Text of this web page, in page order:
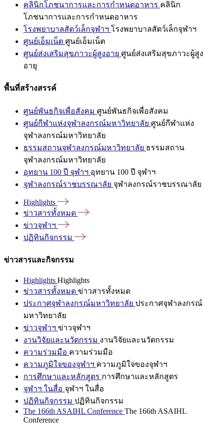
คลินิกโภชนาการและการกำหนดอาหาร คลินิก
โภชนาการและการกำหนดอาหาร
โรงพยาบาลสัตว์เล็กจุฬาฯ โรงพยาบาลสัตว์เล็กจุฬาฯ
ศูนย์เอ็มเน็ต ศูนย์เอ็มเน็ต
ศูนย์ส่งเสริมสุขภาวะผู้สูงอายุ ศูนย์ส่งเสริมสุขภาวะผู้สูง
อายุ
พื้นที่สร้างสรรค์
ศูนย์พันธกิจเพื่อสังคม ศูนย์พันธกิจเพื่อสังคม
ศูนย์กีฬาแห่งจุฬาลงกรณ์มหาวิทยาลัย ศูนย์กีฬาแห่ง
จุฬาลงกรณ์มหาวิทยาลัย
ธรรมสถานจุฬาลงกรณ์มหาวิทยาลัย ธรรมสถาน
จุฬาลงกรณ์มหาวิทยาลัย
อุทยาน 100 ปี จุฬาฯ อุทยาน 100 ปี จุฬาฯ
จุฬาลงกรณ์ราชบรรณาลัย จุฬาลงกรณ์ราชบรรณาลัย
Highlights
ข่าวสารทั้งหมด
ข่าวจุฬาฯ
ปฏิทินกิจกรรม
ข่าวสารและกิจกรรม
Highlights Highlights
ข่าวสารทั้งหมด ข่าวสารทั้งหมด
ประกาศจุฬาลงกรณ์มหาวิทยาลัย ประกาศจุฬาลงกรณ์
มหาวิทยาลัย
ข่าวจุฬาฯ ข่าวจุฬาฯ
งานวิจัยและนวัตกรรม งานวิจัยและนวัตกรรม
ความร่วมมือ ความร่วมมือ
ความภูมิใจของจุฬาฯ ความภูมิใจของจุฬาฯ
การศึกษาและหลักสูตร การศึกษาและหลักสูตร
จุฬาฯ ในสื่อ จุฬาฯ ในสื่อ
ปฏิทินกิจกรรม ปฏิทินกิจกรรม
The 166th ASAIHL Conference The 166th ASAIHL
Conference